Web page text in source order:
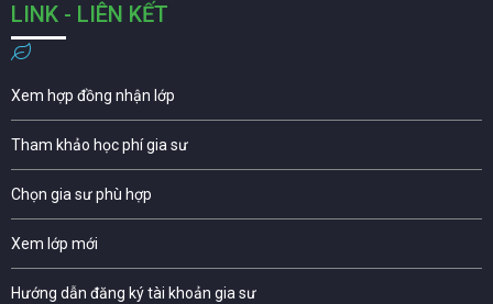
LINK - LIÊN KẾT
Xem hợp đồng nhận lớp
Tham khảo học phí gia sư
Chọn gia sư phù hợp
Xem lớp mới
Hướng dẫn đăng ký tài khoản gia sư